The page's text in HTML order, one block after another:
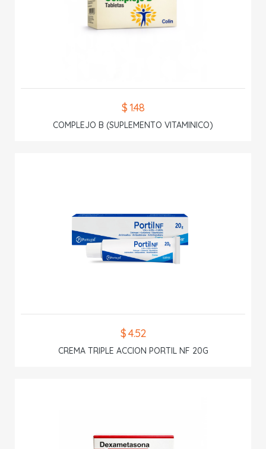
$ 1.48
COMPLEJO B (SUPLEMENTO VITAMINICO)
$ 4.52
CREMA TRIPLE ACCION PORTIL NF 20G